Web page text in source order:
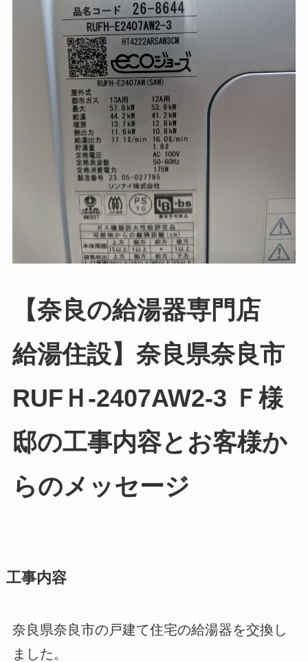
【奈良の給湯器専門店
給湯住設】奈良県奈良市
RUFＨ-2407AW2-3 Ｆ様
邸の工事内容とお客様か
らのメッセージ
工事内容
奈良県奈良市の戸建て住宅の給湯器を交換し
ました。